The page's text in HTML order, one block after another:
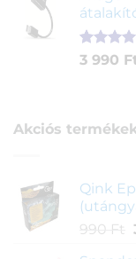
értékelés
alapján
Értékelés
1
3 990
Akciós
Qink
990 Ft